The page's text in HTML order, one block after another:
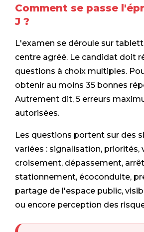
Comment se passe
J ?
L'examen se déroule sur
centre agréé. Le candidat doit
questions à choix multiples.
obtenir au moins 35 bonnes
Autrement dit, 5 erreurs
autorisées.
Les questions portent sur des
variées : signalisation, priorités,
croisement, dépassement,
stationnement, écoconduite,
partage de l'espace public,
ou encore perception des